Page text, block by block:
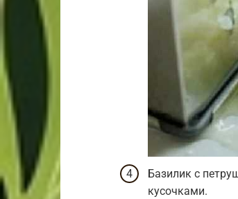
Базилик с
кусочками.